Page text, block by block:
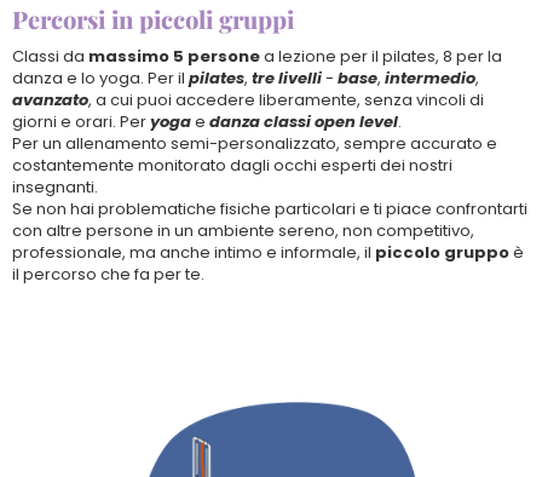
Percorsi in piccoli gruppi
Classi da massimo 5 personea lezione per il pilates, 8 per la
danza e lo yoga. Per il pilates, tre livelli- base, intermedio,
avanzato, a cui puoi accedere liberamente, senza vincoli di
giorni e orari. Peryogae danza classi open level.
Per un allenamento semi-personalizzato, sempre accurato e
costantemente monitorato dagli occhi esperti dei nostri
insegnanti.
Se non hai problematiche fisiche particolari e ti piace confrontarti
con altre persone in un ambiente sereno, non competitivo,
professionale, ma anche intimo e informale, il piccolo gruppoè
il percorso che fa per te.